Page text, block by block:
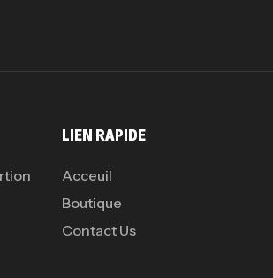
LIEN RAPIDE
Acceuil
Boutique
Contact Us